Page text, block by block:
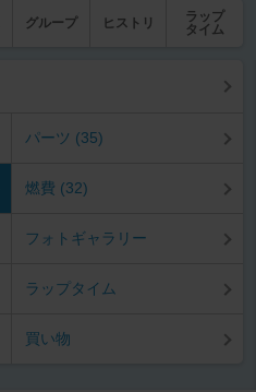
グループ ヒストリ
ラップ
タイム
パーツ (35)
燃費 (32)
フォトギャラリー
ラップタイム
買い物